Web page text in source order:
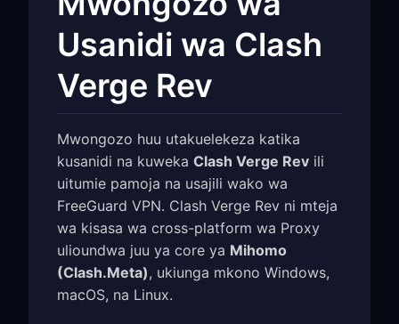
Usanidi wa Clash
Verge Rev
Mwongozo huu utakuelekeza katika
kusanidi na kuweka Clash Verge Rev ili
uitumie pamoja na usajili wako wa
FreeGuard VPN. Clash Verge Rev ni mteja
wa kisasa wa cross-platform wa Proxy
ulioundwa juu ya core ya Mihomo
(Clash.Meta), ukiunga mkono Windows,
macOS, na Linux.